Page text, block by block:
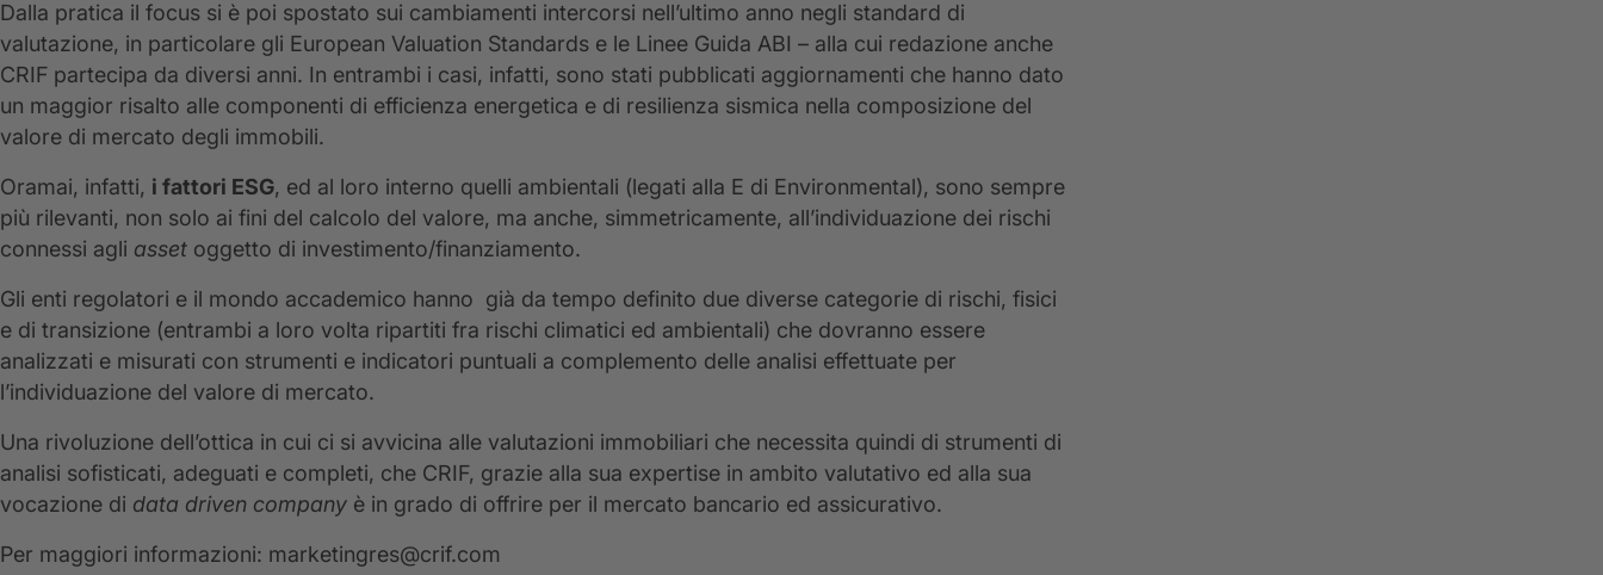
Dalla pratica il focus si è poi spostato sui cambiamenti intercorsi nell’ultimo anno negli standard di
valutazione, in particolare gli European Valuation Standards e le Linee Guida ABI – alla cui redazione anche
CRIF partecipa da diversi anni. In entrambi i casi, infatti, sono stati pubblicati aggiornamenti che hanno dato
un maggior risalto alle componenti di efficienza energetica e di resilienza sismica nella composizione del
valore di mercato degli immobili.
Oramai, infatti, i fattori ESG, ed al loro interno quelli ambientali (legati alla E di Environmental), sono sempre
più rilevanti, non solo ai fini del calcolo del valore, ma anche, simmetricamente, all’individuazione dei rischi
connessi agli asset oggetto di investimento/finanziamento.
Gli enti regolatori e il mondo accademico hanno già da tempo definito due diverse categorie di rischi, fisici
e di transizione (entrambi a loro volta ripartiti fra rischi climatici ed ambientali) che dovranno essere
analizzati e misurati con strumenti e indicatori puntuali a complemento delle analisi effettuate per
l’individuazione del valore di mercato.
Una rivoluzione dell’ottica in cui ci si avvicina alle valutazioni immobiliari che necessita quindi di strumenti di
analisi sofisticati, adeguati e completi, che CRIF, grazie alla sua expertise in ambito valutativo ed alla sua
vocazione di data driven company è in grado di offrire per il mercato bancario ed assicurativo.
Per maggiori informazioni: marketingres@crif.com